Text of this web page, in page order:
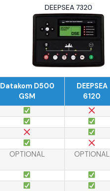
DEEPSEA 7320
Datakom D500
GSM
DEEPSEA
6120
OPTIONAL OPTIONAL